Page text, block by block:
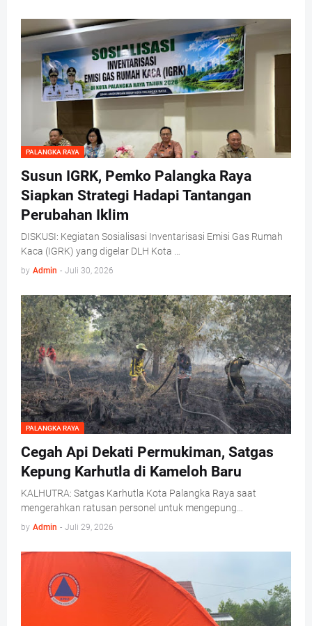
PALANGKA RAYA
Susun IGRK, Pemko Palangka Raya
Siapkan Strategi Hadapi Tantangan
Perubahan Iklim
DISKUSI: Kegiatan Sosialisasi Inventarisasi Emisi Gas Rumah
Kaca (IGRK) yang digelar DLH Kota …
by Admin - Juli 30, 2026
PALANGKA RAYA
Cegah Api Dekati Permukiman, Satgas
Kepung Karhutla di Kameloh Baru
KALHUTRA: Satgas Karhutla Kota Palangka Raya saat
mengerahkan ratusan personel untuk mengepung…
by Admin - Juli 29, 2026